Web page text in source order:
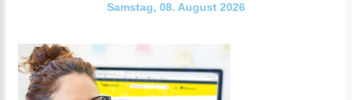
Samstag, 08. August 2026